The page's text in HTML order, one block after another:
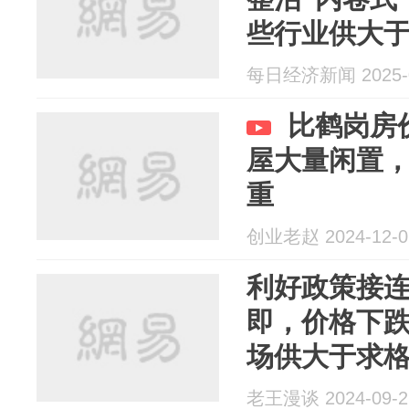
些行业供大
每日经济新闻
比鹤岗房
屋大量闲置
重
创业老赵 2024-12-
利好政策接
即，价格下
场供大于求
老王漫谈 2024-09-